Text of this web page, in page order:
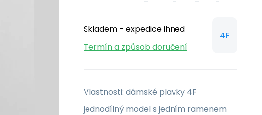
Skladem - expedice ihned
Termín a způsob doručení
4F
Vlastnosti: dámské plavky 4F
jednodílný model s jedním ramenem